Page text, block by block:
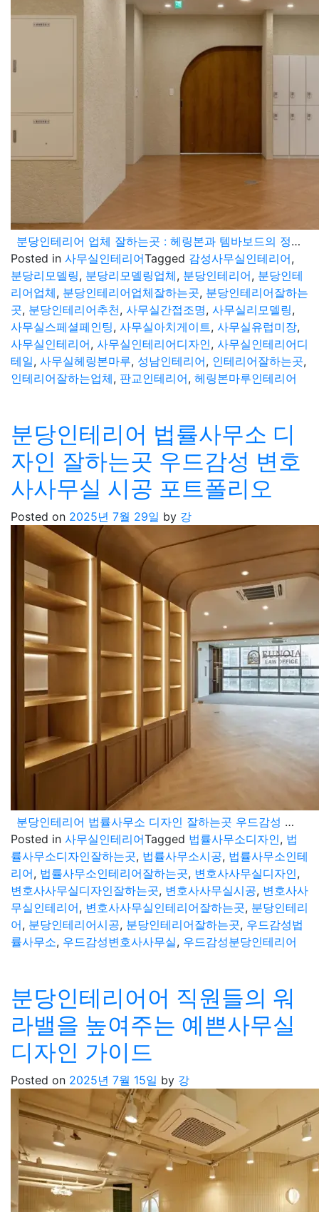
분당인테리어 업체 잘하는곳 : 헤링본과 템바보드의 정교한 라인 매칭, 디테일이 다른 시공력
Posted in 사무실인테리어Tagged 감성사무실인테리어,
분당리모델링, 분당리모델링업체, 분당인테리어, 분당인테
리어업체, 분당인테리어업체잘하는곳, 분당인테리어잘하는
곳, 분당인테리어추천, 사무실간접조명, 사무실리모델링,
사무실스페셜페인팅, 사무실아치게이트, 사무실유럽미장,
사무실인테리어, 사무실인테리어디자인, 사무실인테리어디
테일, 사무실헤링본마루, 성남인테리어, 인테리어잘하는곳,
인테리어잘하는업체, 판교인테리어, 헤링본마루인테리어
분당인테리어 법률사무소 디
자인 잘하는곳 우드감성 변호
사사무실 시공 포트폴리오
Posted on 2025년 7월 29일 by 강
분당인테리어 법률사무소 디자인 잘하는곳 우드감성 변호사사무실 시공 포트폴리오
Posted in 사무실인테리어Tagged 법률사무소디자인, 법
률사무소디자인잘하는곳, 법률사무소시공, 법률사무소인테
리어, 법률사무소인테리어잘하는곳, 변호사사무실디자인,
변호사사무실디자인잘하는곳, 변호사사무실시공, 변호사사
무실인테리어, 변호사사무실인테리어잘하는곳, 분당인테리
어, 분당인테리어시공, 분당인테리어잘하는곳, 우드감성법
률사무소, 우드감성변호사사무실, 우드감성분당인테리어
분당인테리어어 직원들의 워
라밸을 높여주는 예쁜사무실
디자인 가이드
Posted on 2025년 7월 15일 by 강